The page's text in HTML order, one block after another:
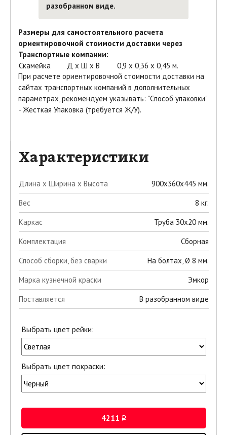
разобранном виде.
Размеры для самостоятельного расчета
ориентировочной стоимости доставки через
Транспортные компании:
Скамейка
Д х Ш х В
0,9 х 0,36 х 0,45 м.
При расчете ориентировочной стоимости доставки на
сайтах транспортных компаний в дополнительных
параметрах, рекомендуем указывать: "Способ упаковки"
- Жесткая Упаковка (требуется Ж/У).
Характеристики
Длина х Ширина х Высота
900х360х445 мм.
Вес
8 кг.
Каркас
Труба 30х20 мм.
Комплектация
Сборная
Способ сборки, без сварки
На болтах, Ø 8 мм.
Марка кузнечной краски
Эмкор
Поставляется
В разобранном виде
Выбрать цвет рейки:
Выбрать цвет покраски:
4211 i